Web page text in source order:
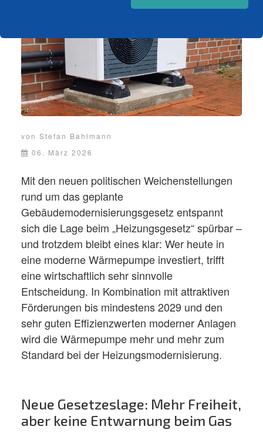
von Stefan Bahlmann
06. März 2026
Mit den neuen politischen Weichenstellungen
rund um das geplante
Gebäudemodernisierungsgesetz entspannt
sich die Lage beim „Heizungsgesetz“ spürbar –
und trotzdem bleibt eines klar: Wer heute in
eine moderne Wärmepumpe investiert, trifft
eine wirtschaftlich sehr sinnvolle
Entscheidung. In Kombination mit attraktiven
Förderungen bis mindestens 2029 und den
sehr guten Effizienzwerten moderner Anlagen
wird die Wärmepumpe mehr und mehr zum
Standard bei der Heizungsmodernisierung.
Neue Gesetzeslage: Mehr Freiheit,
aber keine Entwarnung beim Gas